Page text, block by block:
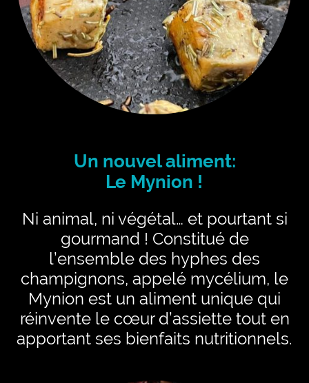
Un nouvel aliment:
Le Mynion !
Ni animal, ni végétal… et pourtant si
gourmand ! Constitué de
l’ensemble des hyphes des
champignons, appelé mycélium, le
Mynion est un aliment unique qui
réinvente le cœur d’assiette tout en
apportant ses bienfaits nutritionnels.